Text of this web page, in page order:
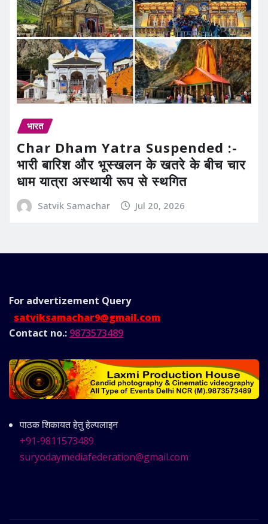
भारत
Char Dham Yatra Suspended :-
भारी बारिश और भूस्खलन के खतरे के बीच चार
धाम यात्रा अस्थायी रूप से स्थगित
Satvik Samachar Jul 20, 2026
For advertizement Query
satviksamachar9@gmail.com
Contact no.: 9873573489
पाठक शिकायत हेतु हेल्पलाइन
+91-9811573489
suryodaymediafederation@gmail.com